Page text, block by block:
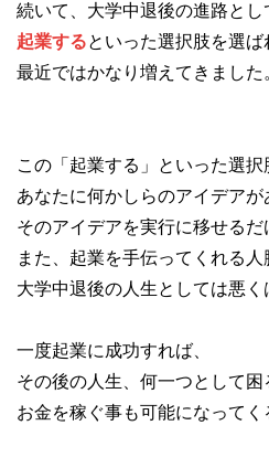
続いて、大学中退後の進路とし
起業するといった選択肢を選ば
最近ではかなり増えてきました
この「起業する」といった選択
あなたに何かしらのアイデアが
そのアイデアを実行に移せるだ
また、起業を手伝ってくれる人
大学中退後の人生としては悪く
一度起業に成功すれば、
その後の人生、何一つとして困
お金を稼ぐ事も可能になってく